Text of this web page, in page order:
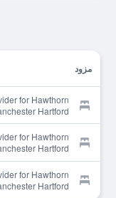
مزود
for Hawthorn
Hartford
for Hawthorn
Hartford
for Hawthorn
Hartford